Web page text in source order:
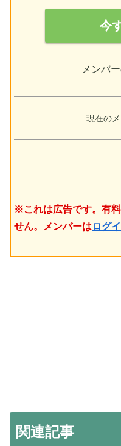
今
メンバ
現在のメ
※これは広告です。有
せん。メンバーは ログ
関連記事